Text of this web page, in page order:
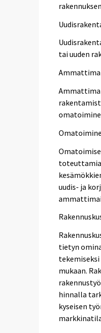
tai uuden
toteuttamia
uudis- ja
tietyn
mukaan.
hinnalla
kyseisen